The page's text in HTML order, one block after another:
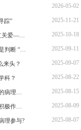
2026-05-02
踪” 2025-11-21
2025-10-18
2025-09-11
来头？ 2025-09-07
科？ 2025-08-22
2025-08-15
2025-08-09
理参与? 2025-08-07